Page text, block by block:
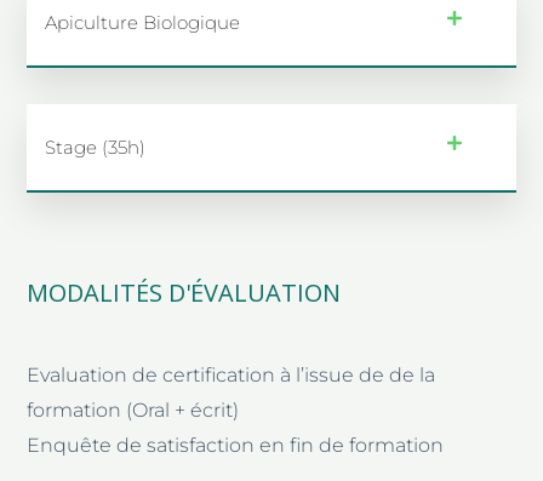
Apiculture Biologique
Stage (35h)
MODALITÉS D'ÉVALUATION
Evaluation de certification à l’issue de de la
formation (Oral + écrit)
Enquête de satisfaction en fin de formation